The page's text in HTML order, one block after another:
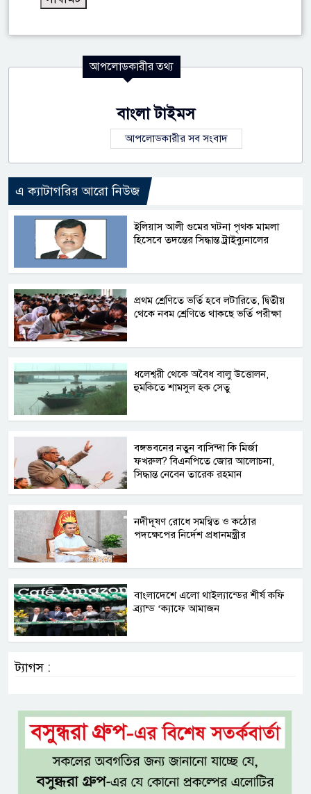
আপলোডকারীর তথ্য
বাংলা টাইমস
আপলোডকারীর সব সংবাদ
এ ক্যাটাগরির আরো নিউজ
ইলিয়াস আলী গুমের ঘটনা পৃথক মামলা
হিসেবে তদন্তের সিদ্ধান্ত ট্রাইব্যুনালের
প্রথম শ্রেণিতে ভর্তি হবে লটারিতে, দ্বিতীয়
থেকে নবম শ্রেণিতে থাকছে ভর্তি পরীক্ষা
ধলেশ্বরী থেকে অবৈধ বালু উত্তোলন,
হুমকিতে শামসুল হক সেতু
বঙ্গভবনের নতুন বাসিন্দা কি মির্জা
ফখরুল? বিএনপিতে জোর আলোচনা,
সিদ্ধান্ত নেবেন তারেক রহমান
নদীদূষণ রোধে সমন্বিত ও কঠোর
পদক্ষেপের নির্দেশ প্রধানমন্ত্রীর
বাংলাদেশে এলো থাইল্যান্ডের শীর্ষ কফি
ব্র্যান্ড ‘ক্যাফে আমাজন
ট্যাগস :